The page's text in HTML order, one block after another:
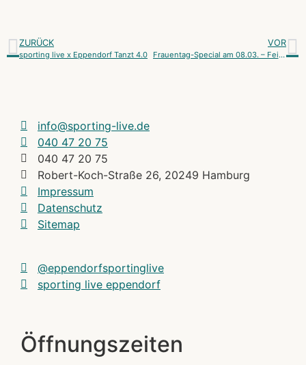
ZURÜCK
sporting live x Eppendorf Tanzt 4.0
VOR
Frauentag-Special am 08.03. – Feiere mit uns!
info@sporting-live.de
040 47 20 75
040 47 20 75
Robert-Koch-Straße 26, 20249 Hamburg
Impressum
Datenschutz
Sitemap
@eppendorfsportinglive
sporting live eppendorf
Öffnungszeiten